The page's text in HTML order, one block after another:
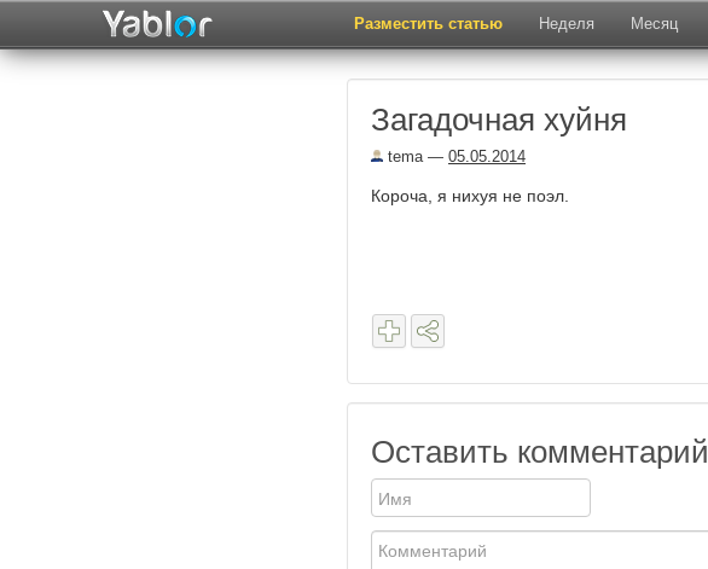
Разместить статью Неделя Месяц
Загадочная хуйня
tema— 05.05.2014
Короча, я нихуя не поэл.
Оставить комментарий